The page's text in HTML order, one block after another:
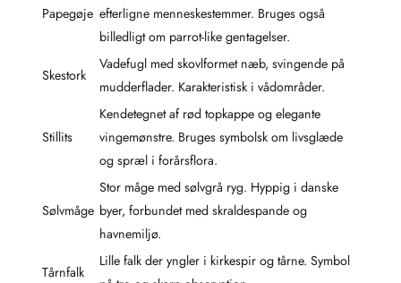
Papegøje efterligne menneskestemmer. Bruges også
billedligt om parrot-like gentagelser.
Skestork
Vadefugl med skovlformet næb, svingende på
mudderflader. Karakteristisk i vådområder.
Stillits
Kendetegnet af rød topkappe og elegante
vingemønstre. Bruges symbolsk om livsglæde
og spræl i forårsflora.
Sølvmåge
Stor måge med sølvgrå ryg. Hyppig i danske
byer, forbundet med skraldespande og
havnemiljø.
Tårnfalk
Lille falk der yngler i kirkespir og tårne. Symbol